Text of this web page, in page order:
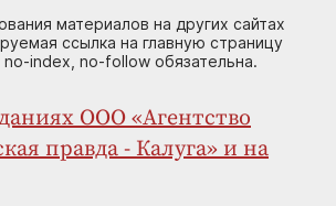
материалов на других сайтах
ссылка на главную страницу
index, no-follow обязательна.
ООО «Агентство
правда - Калуга» и на